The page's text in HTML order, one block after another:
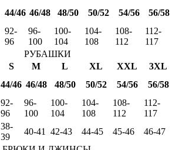
44/46 46/48 48/50 50/52 54/56 56/58
92-
96
96-
100
100-
104
104-
108
108-
112
112-
117
РУБАШКИ
S M L XL XXL
3XL
44/46 46/48 48/50 50/52 54/56 56/58
92-
96
96-
100
100-
104
104-
108
108-
112
112-
117
38-
39
40-41 42-43 44-45 45-46
46-47